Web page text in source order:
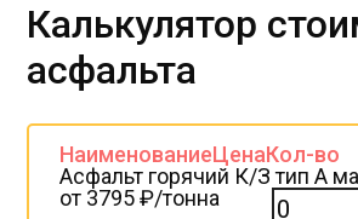
Калькулятор
асфальта
НаименованиеЦенаКол-во
Асфальт горячий К/З тип А
от 3795 ₽/тонна